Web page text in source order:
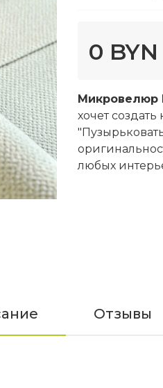
0 BYN
Микровелюр
хочет
любых
Отзывы